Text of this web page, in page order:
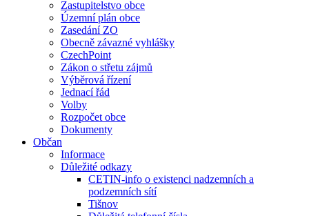
Zastupitelstvo obce
Územní plán obce
Zasedání ZO
Obecně závazné vyhlášky
CzechPoint
Zákon o střetu zájmů
Výběrová řízení
Jednací řád
Volby
Rozpočet obce
Dokumenty
Občan
Informace
Důležité odkazy
CETIN-info o existenci nadzemních a
podzemních sítí
Tišnov